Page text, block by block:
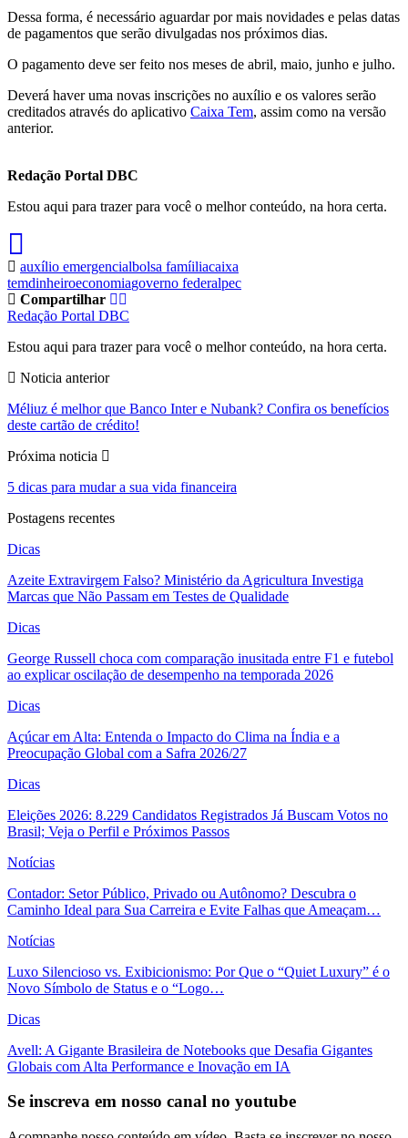
Dessa forma, é necessário aguardar por mais novidades e pelas datas
de pagamentos que serão divulgadas nos próximos dias.
O pagamento deve ser feito nos meses de abril, maio, junho e julho.
Deverá haver uma novas inscrições no auxílio e os valores serão
creditados através do aplicativo Caixa Tem, assim como na versão
anterior.
Redação Portal DBC
Estou aqui para trazer para você o melhor conteúdo, na hora certa.
auxílio emergencialbolsa famíiliacaixa
temdinheiroeconomiagoverno federalpec
Compartilhar
Redação Portal DBC
Estou aqui para trazer para você o melhor conteúdo, na hora certa.
Noticia anterior
Méliuz é melhor que Banco Inter e Nubank? Confira os benefícios
deste cartão de crédito!
Próxima noticia
5 dicas para mudar a sua vida financeira
Postagens recentes
Dicas
Azeite Extravirgem Falso? Ministério da Agricultura Investiga
Marcas que Não Passam em Testes de Qualidade
Dicas
George Russell choca com comparação inusitada entre F1 e futebol
ao explicar oscilação de desempenho na temporada 2026
Dicas
Açúcar em Alta: Entenda o Impacto do Clima na Índia e a
Preocupação Global com a Safra 2026/27
Dicas
Eleições 2026: 8.229 Candidatos Registrados Já Buscam Votos no
Brasil; Veja o Perfil e Próximos Passos
Notícias
Contador: Setor Público, Privado ou Autônomo? Descubra o
Caminho Ideal para Sua Carreira e Evite Falhas que Ameaçam…
Notícias
Luxo Silencioso vs. Exibicionismo: Por Que o “Quiet Luxury” é o
Novo Símbolo de Status e o “Logo…
Dicas
Avell: A Gigante Brasileira de Notebooks que Desafia Gigantes
Globais com Alta Performance e Inovação em IA
Se inscreva em nosso canal no youtube